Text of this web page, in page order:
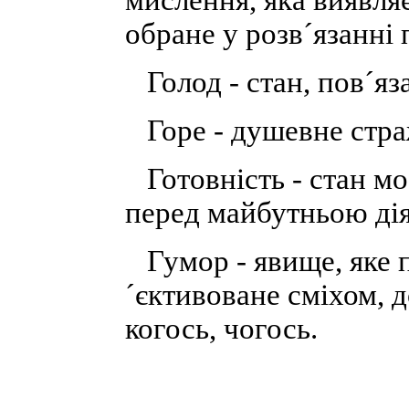
обране у
Голод - стан,
Горе - душевне
Готовність - стан
перед майбутньою
Гумор - явище, яке
´єктивоване сміхом,
когось, чогось.